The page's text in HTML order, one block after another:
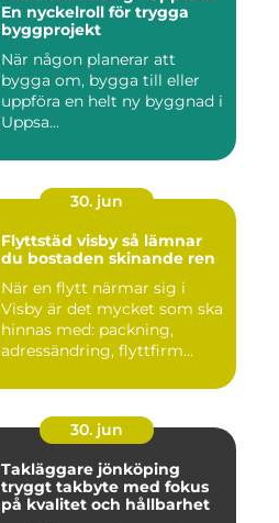
En nyckelroll för trygga
byggprojekt
När någon planerar att
bygga om, bygga till eller
uppföra en helt ny byggnad i
Uppsa...
30. jun
Flyttstäd visby så lämnar
du bostaden skinande ren
När en flytt närmar sig i
Visby är det mycket som ska
hinnas med: packning,
adressändring, flyttfirm...
30. jun
Takläggare jönköping
tryggt takbyte med fokus
på kvalitet och hållbarhet